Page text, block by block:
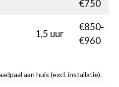
€750
1,5 uur
€850-
€960
aan huis (excl. installatie).